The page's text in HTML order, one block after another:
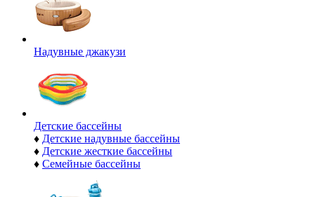
Надувные джакузи
Детские бассейны
♦ Детские надувные бассейны
♦ Детские жесткие бассейны
♦ Семейные бассейны